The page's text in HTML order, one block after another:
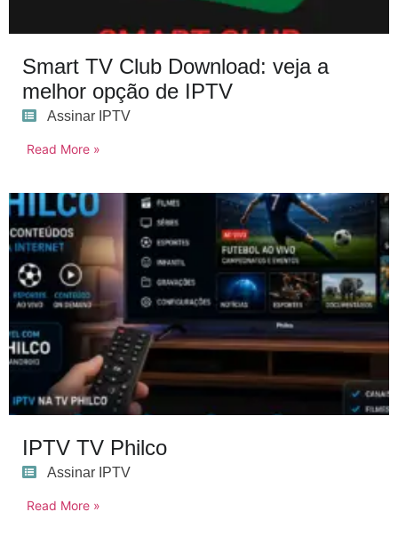
Smart TV Club Download: veja a
melhor opção de IPTV
Assinar IPTV
Read More »
IPTV TV Philco
Assinar IPTV
Read More »